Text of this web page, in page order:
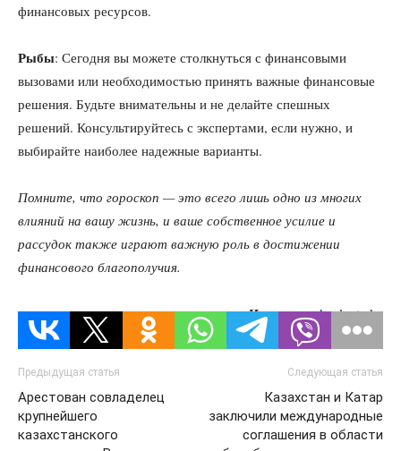
финансовых ресурсов.
Рыбы: Сегодня вы можете столкнуться с финансовыми
вызовами или необходимостью принять важные финансовые
решения. Будьте внимательны и не делайте спешных
решений. Консультируйтесь с экспертами, если нужно, и
выбирайте наиболее надежные варианты.
Помните, что гороскоп — это всего лишь одно из многих
влияний на вашу жизнь, и ваше собственное усилие и
рассудок также играют важную роль в достижении
финансового благополучия.
Источник: kazlenta.kz
Предыдущая статья
Арестован совладелец
крупнейшего
казахстанского
Следующая статья
Казахстан и Катар
заключили международные
соглашения в области